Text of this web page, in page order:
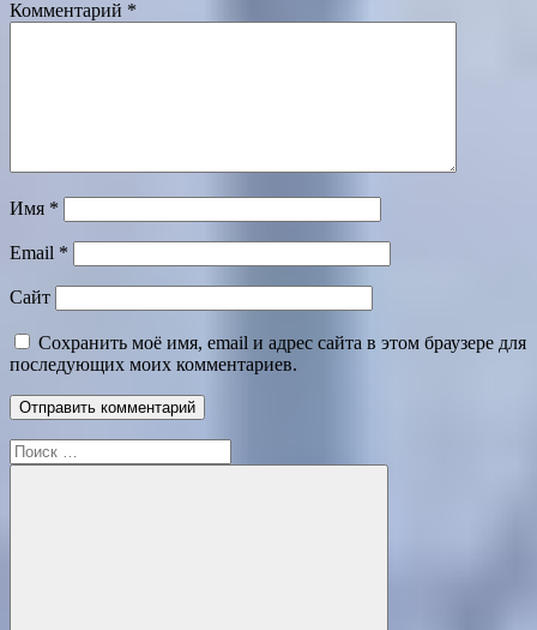
Комментарий *
Имя *
Email *
Сайт
Сохранить моё имя, email и адрес сайта в этом браузере для
последующих моих комментариев.
Поиск
для: